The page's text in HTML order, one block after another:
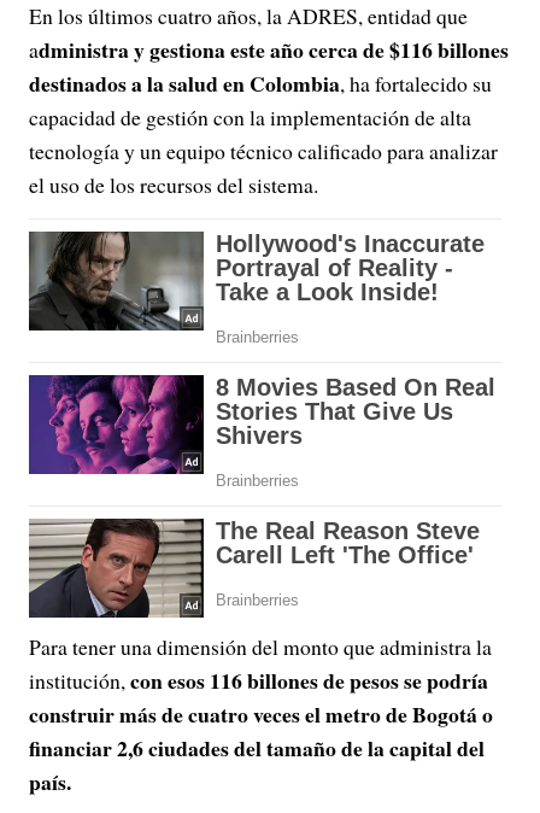
En los últimos cuatro años, la ADRES, entidad que
administra y gestiona este año cerca de $116 billones
destinados a la salud en Colombia, ha fortalecido su
capacidad de gestión con la implementación de alta
tecnología y un equipo técnico calificado para analizar
el uso de los recursos del sistema.
Para tener una dimensión del monto que administra la
institución,con esos 116 billones de pesos se podría
construir más de cuatro veces el metro de Bogotá o
financiar 2,6 ciudades del tamaño de la capital del
país.